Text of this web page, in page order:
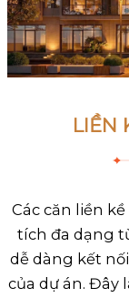
LIỀN
Các căn liền
tích đa dạng
dễ dàng kết
của dự án.